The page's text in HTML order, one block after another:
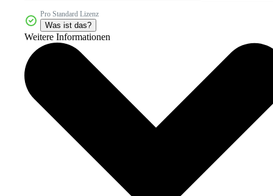
Pro Standard Lizenz
Was ist das?
Weitere Informationen